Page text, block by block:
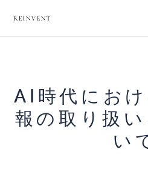
AI時代にお
報の取り扱
い